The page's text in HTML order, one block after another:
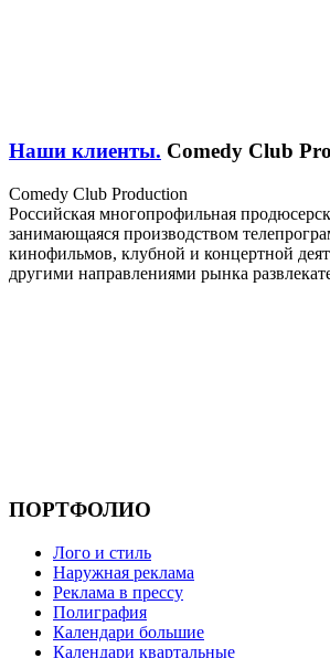
Наши клиенты. Comedy Club
Comedy Club Production
Российская многопрофильная
занимающаяся производством
кинофильмов, клубной и концертной
другими направлениями рынка
ПОРТФОЛИО
Лого и стиль
Наружная реклама
Реклама в прессу
Полиграфия
Календари большие
Календари квартальные